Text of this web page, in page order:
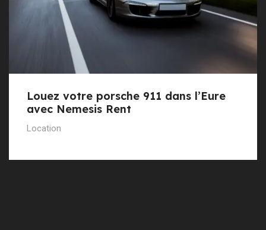
Louez votre porsche 911 dans l’Eure
avec Nemesis Rent
Location